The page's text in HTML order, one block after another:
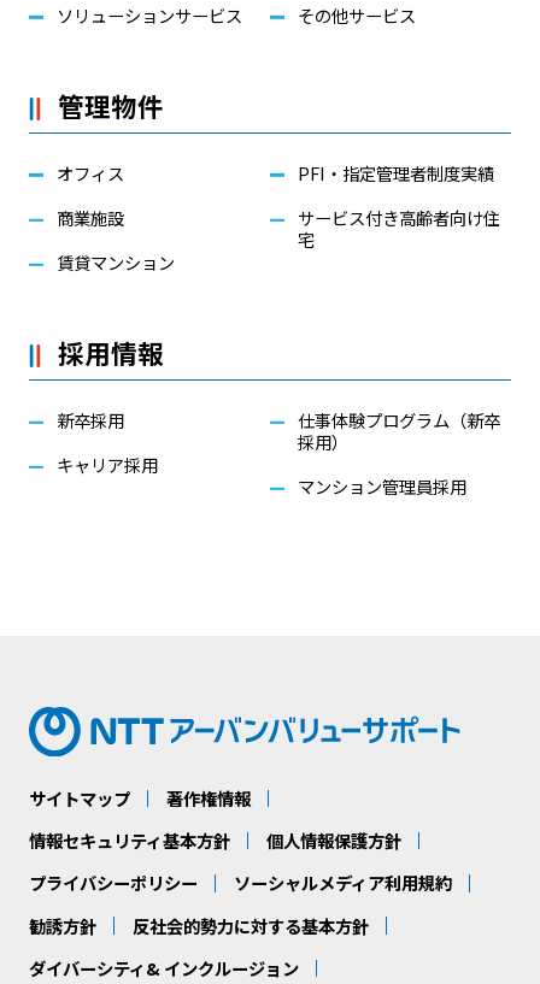
ソリューションサービス
その他サービス
管理物件
オフィス
商業施設
賃貸マンション
PFI・指定管理者制度実績
サービス付き高齢者向け住
宅
採用情報
新卒採用
キャリア採用
仕事体験プログラム（新卒
採用）
マンション管理員採用
サイトマップ
著作権情報
情報セキュリティ基本方針
個人情報保護方針
プライバシーポリシー
ソーシャルメディア利用規約
勧誘方針
反社会的勢力に対する基本方針
ダイバーシティ& インクルージョン